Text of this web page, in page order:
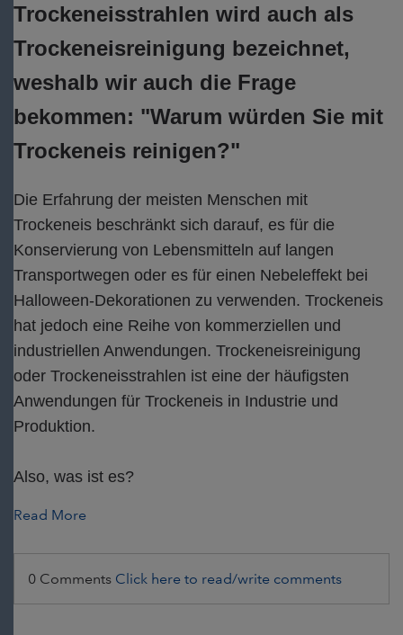
Trockeneisstrahlen wird auch als
Trockeneisreinigung bezeichnet,
weshalb wir auch die Frage
bekommen: "Warum würden Sie mit
Trockeneis reinigen?"
Die Erfahrung der meisten Menschen mit
Trockeneis beschränkt sich darauf, es für die
Konservierung von Lebensmitteln auf langen
Transportwegen oder es für einen Nebeleffekt bei
Halloween-Dekorationen zu verwenden. Trockeneis
hat jedoch eine Reihe von kommerziellen und
industriellen Anwendungen. Trockeneisreinigung
oder Trockeneisstrahlen ist eine der häufigsten
Anwendungen für Trockeneis in Industrie und
Produktion.
Also, was ist es?
Read More
0 Comments Click here to read/write comments